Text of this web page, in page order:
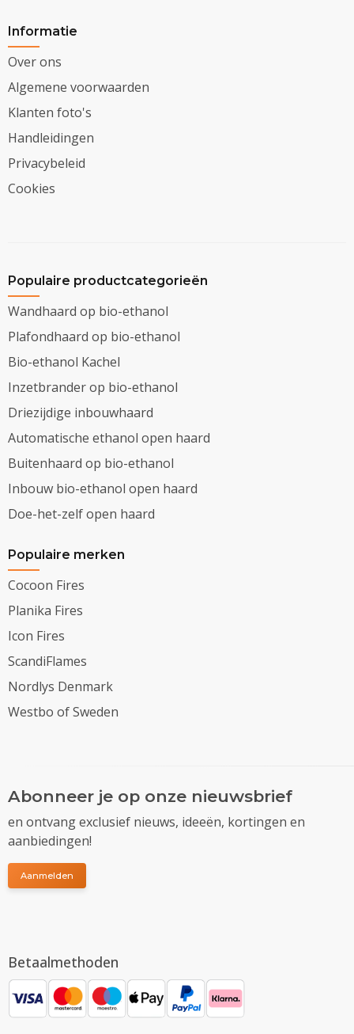
Informatie
Over ons
Algemene voorwaarden
Klanten foto's
Handleidingen
Privacybeleid
Cookies
Populaire productcategorieën
Wandhaard op bio-ethanol
Plafondhaard op bio-ethanol
Bio-ethanol Kachel
Inzetbrander op bio-ethanol
Driezijdige inbouwhaard
Automatische ethanol open haard
Buitenhaard op bio-ethanol
Inbouw bio-ethanol open haard
Doe-het-zelf open haard
Populaire merken
Cocoon Fires
Planika Fires
Icon Fires
ScandiFlames
Nordlys Denmark
Westbo of Sweden
Abonneer je op onze nieuwsbrief
en ontvang exclusief nieuws, ideeën, kortingen en
aanbiedingen!
Aanmelden
Betaalmethoden